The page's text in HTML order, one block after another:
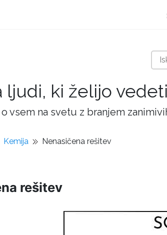
ljudi, ki želijo
vsem na svetu z branjem
Kemija Nenasičena rešitev
rešitev